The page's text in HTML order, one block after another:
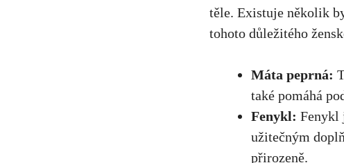
těle. Existuje několik
tohoto důležitého
Máta peprná:
také pomáhá
Fenykl: Fenykl
užitečným
přirozeně.